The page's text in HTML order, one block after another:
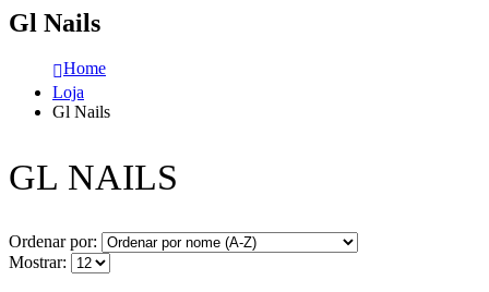
Gl Nails
Home
Loja
Gl Nails
GL NAILS
Ordenar por:
Mostrar: